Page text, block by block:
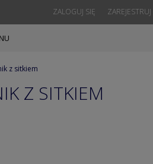
ZAREJESTRUJ
ZALOGUJ SIĘ
z sitkiem
Z SITKIEM